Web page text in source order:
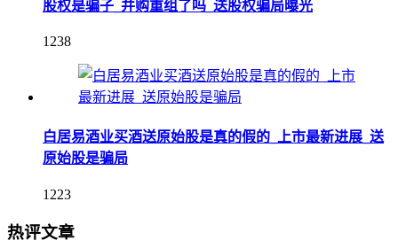
股权是骗子_并购重组了吗_送股权骗局曝光
1238
白居易酒业买酒送原始股是真的假的_上市最新进展_送
原始股是骗局
1223
热评文章